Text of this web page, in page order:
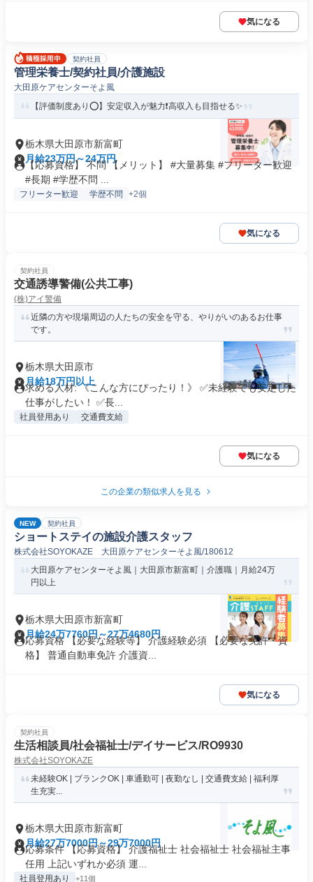
気になる
契約社員
管理栄養士/契約社員/介護施設
大田原ケアセンターそよ風
【評価制度あり⭕️】安定収入が魅力❗️高収入も目指せる✨
栃木県大田原市新富町
月給23万円～24万円
【応募資格】 不問 【メリット】 #大量募集 #フリーター歓迎
#長期 #学歴不問 ...
フリーター歓迎 学歴不問 +2個
気になる
契約社員
交通誘導警備(公共工事)
(株)アイ警備
近隣の方や現場周辺の人たちの安全を守る、やりがいのあるお仕事
です。
栃木県大田原市
月給18万円以上
求める人材: 《こんな方にぴったり！》 ✅未経験でも安定した
仕事がしたい！ ✅長...
社員登用あり 交通費支給
気になる
この企業の類似求人を見る
NEW 契約社員
ショートステイの施設介護スタッフ
株式会社SOYOKAZE 大田原ケアセンターそよ風/180612
大田原ケアセンターそよ風｜大田原市新富町｜介護職｜月給24万
円以上
栃木県大田原市新富町
月給24万7760円～27万4680円
応募資格 【必要な経験等】 介護経験必須 【必要な免許・資
格】 普通自動車免許 介護資...
気になる
契約社員
生活相談員/社会福祉士/デイサービス/RO9930
株式会社SOYOKAZE
未経験OK | ブランクOK | 車通勤可 | 夜勤なし | 交通費支給 | 福利厚
生充実...
栃木県大田原市新富町
月給27万7000円～29万7000円
応募条件 【応募資格】 介護福祉士 社会福祉士 社会福祉主事
任用 上記いずれか必須 運...
社員登用あり +11個